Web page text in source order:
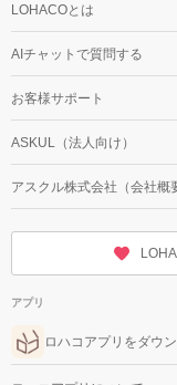
LOHACOとは
AIチャットで質問する
お客様サポート
ASKUL（法人向け）
アスクル株式会社（会社概
アプリ
ロハコアプリをダウ